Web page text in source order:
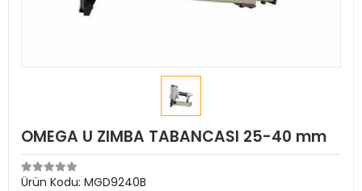
OMEGA U ZIMBA TABANCASI 25-40 mm
Ürün Kodu: MGD9240B